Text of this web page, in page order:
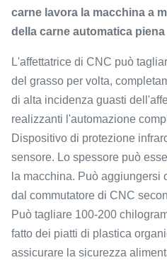
carne lavora la macchina a
della carne automatica piena
L'affettatrice di CNC può
del grasso per volta,
di alta incidenza guasti
realizzanti l'automazione
Dispositivo di protezione
sensore. Lo spessore può
la macchina. Può aggiungersi
dal commutatore di CNC
Può tagliare 100-200
fatto dei piatti di plastica
assicurare la sicurezza